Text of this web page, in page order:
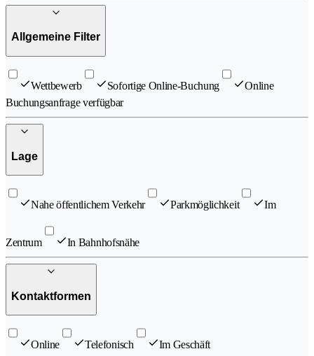
Allgemeine Filter
Wettbewerb Sofortige Online-Buchung
Online
Buchungsanfrage verfügbar
Lage
Nahe öffentlichem Verkehr Parkmöglichkeit Im
Zentrum In Bahnhofsnähe
Kontaktformen
Online Telefonisch Im Geschäft